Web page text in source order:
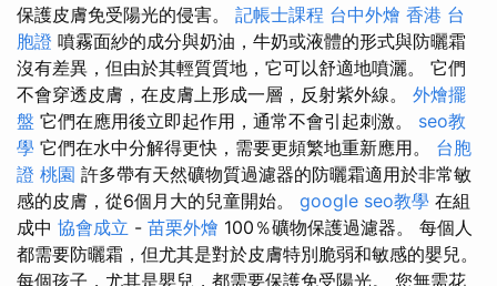
保護皮膚免受陽光的侵害。 記帳士課程 台中外燴 香港 台
胞證 噴霧面紗的成分與奶油，牛奶或液體的形式與防曬霜
沒有差異，但由於其輕質質地，它可以舒適地噴灑。 它們
不會穿透皮膚，在皮膚上形成一層，反射紫外線。 外燴擺
盤 它們在應用後立即起作用，通常不會引起刺激。 seo教
學 它們在水中分解得更快，需要更頻繁地重新應用。 台胞
證 桃園 許多帶有天然礦物質過濾器的防曬霜適用於非常敏
感的皮膚，從6個月大的兒童開始。 google seo教學 在組
成中 協會成立 - 苗栗外燴 100％礦物保護過濾器。 每個人
都需要防曬霜，但尤其是對於皮膚特別脆弱和敏感的嬰兒。
每個孩子，尤其是嬰兒，都需要保護免受陽光。 您無需花